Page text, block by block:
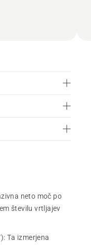
neto moč po
številu vrtljajev
: Ta izmerjena